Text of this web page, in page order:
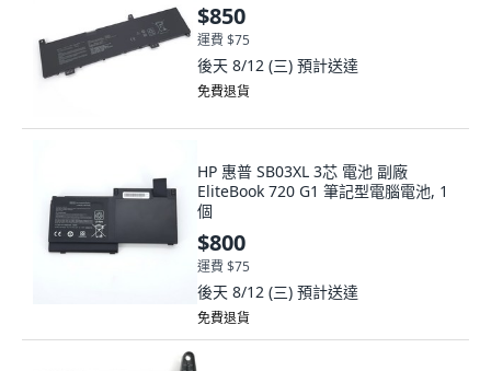
$850
運費 $75
後天 8/12 (三) 預計送達
免費退貨
HP 惠普 SB03XL 3芯 電池 副廠
EliteBook 720 G1 筆記型電腦電池, 1
個
$800
運費 $75
後天 8/12 (三) 預計送達
免費退貨